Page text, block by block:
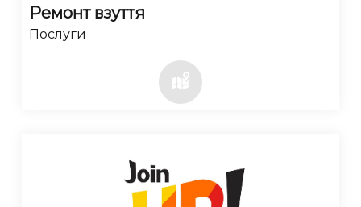
Ремонт взуття
Послуги